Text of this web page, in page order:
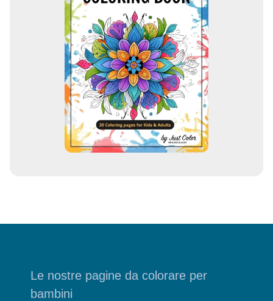
Le nostre pagine da colorare per
bambini